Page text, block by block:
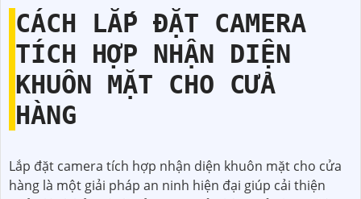
CÁCH LẮP ĐẶT CAMERA
TÍCH HỢP NHẬN DIỆN
KHUÔN MẶT CHO CỬA
HÀNG
Lắp đặt camera tích hợp nhận diện khuôn mặt cho cửa
hàng là một giải pháp an ninh hiện đại giúp cải thiện